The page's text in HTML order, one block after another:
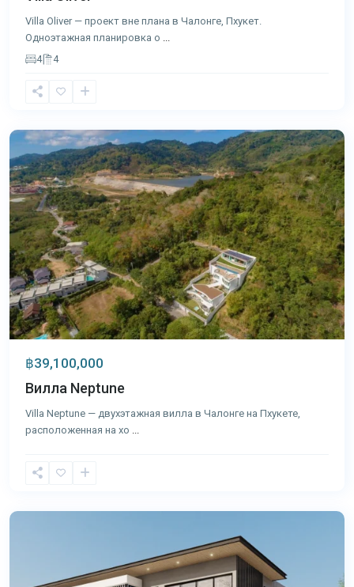
Villa Oliver — проект вне плана в Чалонге, Пхукет.
Одноэтажная планировка о
4
4
Чалонг,
฿39,100,000
Вилла Neptune
Villa Neptune — двухэтажная вилла в Чалонге на Пхукете,
расположенная на хо
Чалонг,